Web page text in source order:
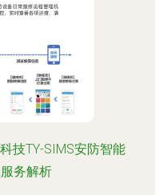
技TY-SIMS安防智能
务解析